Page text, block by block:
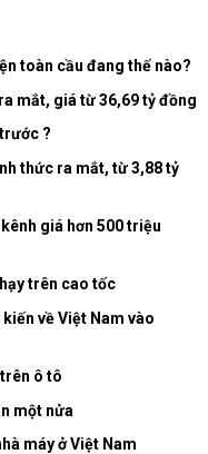
toàn cầu đang thế nào?
mắt, giá từ 36,69 tỷ đồng
?
thức ra mắt, từ 3,88 tỷ
giá hơn 500 triệu
trên cao tốc
về Việt Nam vào
ô tô
một nửa
máy ở Việt Nam